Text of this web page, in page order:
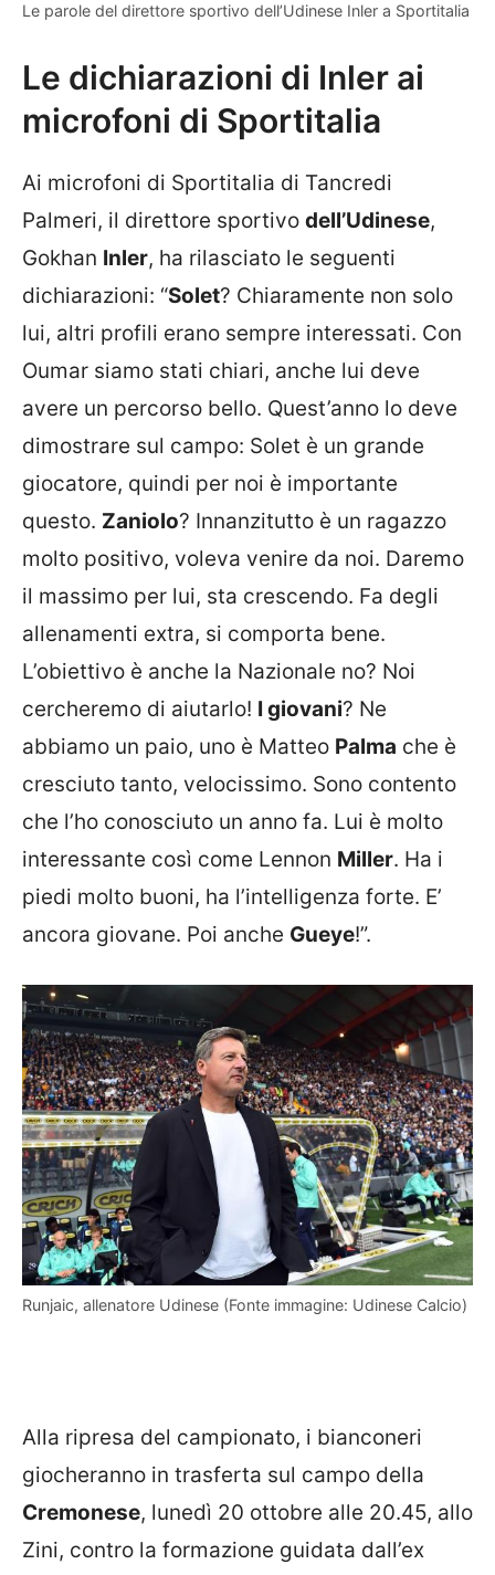
Le parole del direttore sportivo dell’Udinese Inler a Sportitalia
Le dichiarazioni di Inler ai
microfoni di Sportitalia
Ai microfoni di Sportitalia di Tancredi
Palmeri, il direttore sportivo dell’Udinese,
Gokhan Inler, ha rilasciato le seguenti
dichiarazioni: “Solet? Chiaramente non solo
lui, altri profili erano sempre interessati. Con
Oumar siamo stati chiari, anche lui deve
avere un percorso bello. Quest’anno lo deve
dimostrare sul campo: Solet è un grande
giocatore, quindi per noi è importante
questo. Zaniolo? Innanzitutto è un ragazzo
molto positivo, voleva venire da noi. Daremo
il massimo per lui, sta crescendo. Fa degli
allenamenti extra, si comporta bene.
L’obiettivo è anche la Nazionale no? Noi
cercheremo di aiutarlo! I giovani? Ne
abbiamo un paio, uno è Matteo Palma che è
cresciuto tanto, velocissimo. Sono contento
che l’ho conosciuto un anno fa. Lui è molto
interessante così come Lennon Miller. Ha i
piedi molto buoni, ha l’intelligenza forte. E’
ancora giovane. Poi anche Gueye!”.
Runjaic, allenatore Udinese (Fonte immagine: Udinese Calcio)
Alla ripresa del campionato, i bianconeri
giocheranno in trasferta sul campo della
Cremonese, lunedì 20 ottobre alle 20.45, allo
Zini, contro la formazione guidata dall’ex